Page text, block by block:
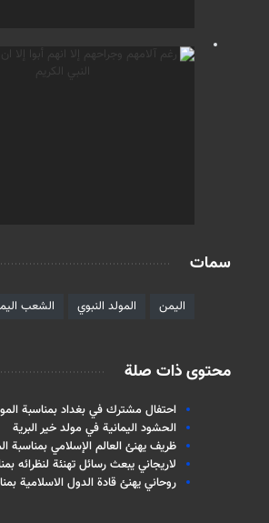
سمات
اليمن المولد النبوي الشعب
محتوى ذات صلة
احتفال مشترك في بغداد بمناسبة
الحشود اليمانية في مولد خير البرية
ظريف يهنئ العالم الإسلامي بمناسبة
لاريجاني يبعث رسائل تهنئة لنظرائه
روحاني يهنئ قادة الدول الاسلامية